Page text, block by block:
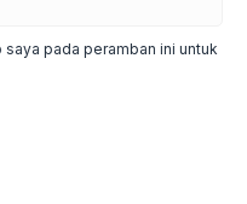
pada peramban ini untuk